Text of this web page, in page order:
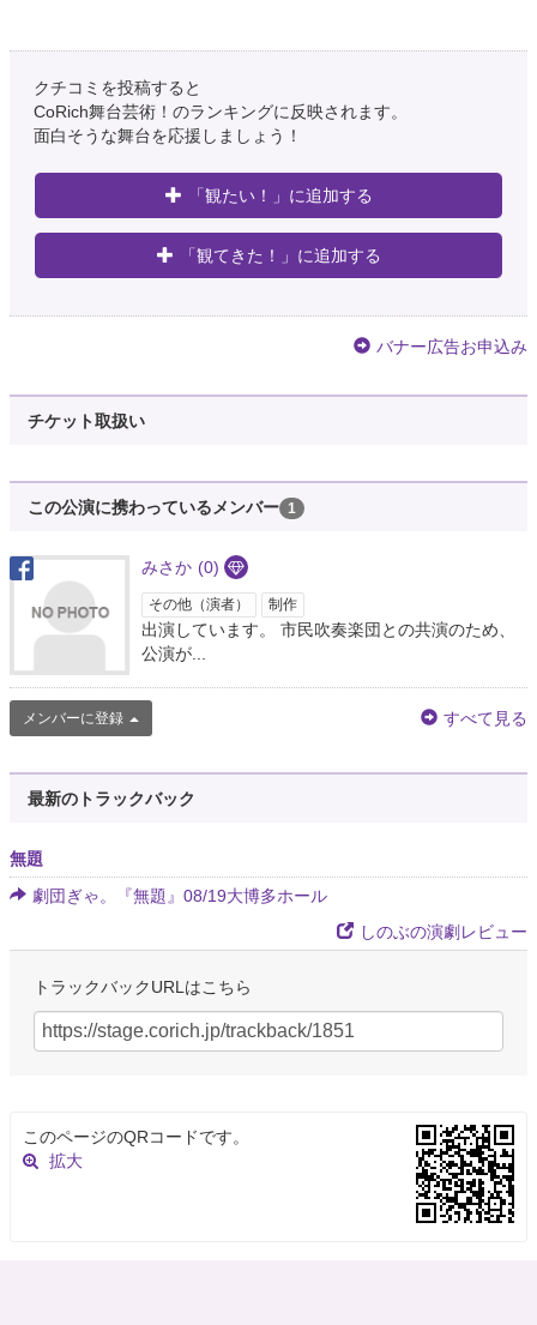
クチコミを投稿すると
CoRich舞台芸術！のランキングに反映されます。
面白そうな舞台を応援しましょう！
「観たい！」に追加する
「観てきた！」に追加する
バナー広告お申込み
チケット取扱い
この公演に携わっているメンバー 1
みさか (0)
その他（演者） 制作
出演しています。 市民吹奏楽団との共演のため、
公演が...
メンバーに登録 すべて見る
最新のトラックバック
無題
劇団ぎゃ。『無題』08/19大博多ホール
しのぶの演劇レビュー
トラックバックURLはこちら
このページのQRコードです。
拡大